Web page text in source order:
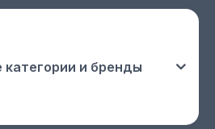
категории и бренды